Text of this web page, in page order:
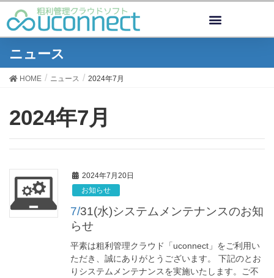
ニュース
HOME ニュース 2024年7月
2024年7月
2024年7月20日
お知らせ
7/31(水)システムメンテナンスのお知
らせ
平素は粗利管理クラウド「uconnect」をご利用い
ただき、誠にありがとうございます。 下記のとお
りシステムメンテナンスを実施いたします。ご不